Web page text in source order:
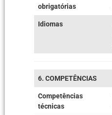
obrigatórias
Idiomas
6. COMPETÊNCIAS
Competências
técnicas